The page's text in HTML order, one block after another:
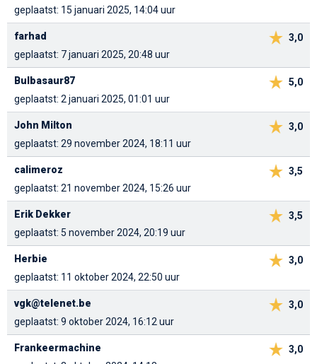
geplaatst: 15 januari 2025, 14:04 uur
3,0
farhad
geplaatst: 7 januari 2025, 20:48 uur
5,0
Bulbasaur87
geplaatst: 2 januari 2025, 01:01 uur
3,0
John Milton
geplaatst: 29 november 2024, 18:11 uur
3,5
calimeroz
geplaatst: 21 november 2024, 15:26 uur
3,5
Erik Dekker
geplaatst: 5 november 2024, 20:19 uur
3,0
Herbie
geplaatst: 11 oktober 2024, 22:50 uur
3,0
vgk@telenet.be
geplaatst: 9 oktober 2024, 16:12 uur
3,0
Frankeermachine